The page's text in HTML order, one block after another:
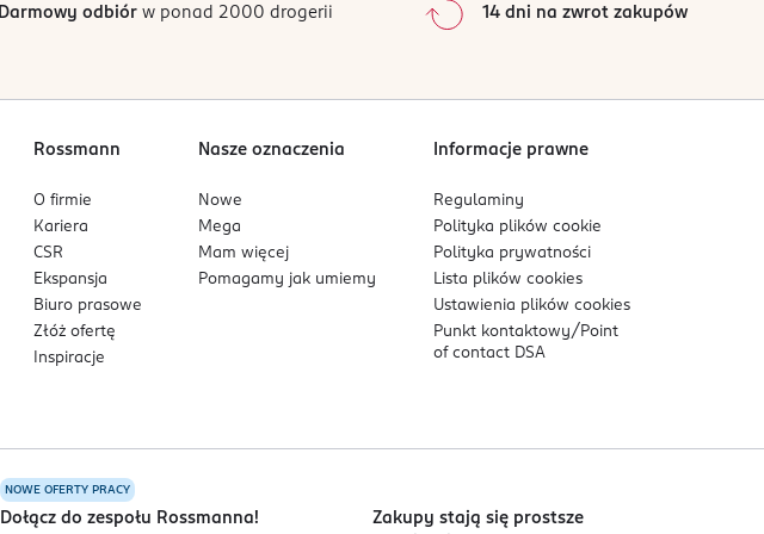
0%
Sortowanie wgdata: od najnowszej
Darmowy odbiórw ponad 2000 drogerii 14 dni na zwrot zakupów
Rossmann
O firmie
Kariera
CSR
Ekspansja
Biuro prasowe
Złóż ofertę
Inspiracje
Nasze oznaczenia
Nowe
Mega
Mam więcej
Pomagamy jak umiemy
Informacje prawne
Regulaminy
Polityka plikówcookie
Polityka prywatności
Lista plikówcookies
Ustawienia plikówcookies
Punkt kontaktowy/ Point
of contact DSA
NOWE OFERTY PRACY
Dołącz do zespołu Rossmanna! Zakupy stają się prostsze